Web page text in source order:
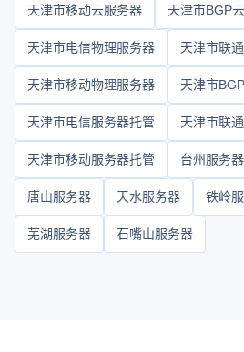
天津市移动云服务器 天津市BGP
天津市电信物理服务器 天津市联
天津市移动物理服务器 天津市
天津市电信服务器托管 天津市联
天津市移动服务器托管 台州服务器
唐山服务器 天水服务器 铁岭
芜湖服务器 石嘴山服务器